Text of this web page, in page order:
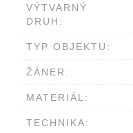
VÝTVARNÝ
DRUH:
TYP OBJEKTU:
ŽÁNER:
MATERIÁL:
TECHNIKA: